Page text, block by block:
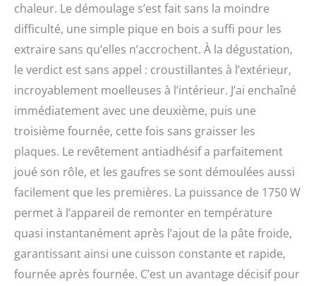
chaleur. Le démoulage s’est fait sans la moindre
difficulté, une simple pique en bois a suffi pour les
extraire sans qu’elles n’accrochent. À la dégustation,
le verdict est sans appel : croustillantes à l’extérieur,
incroyablement moelleuses à l’intérieur. J’ai enchaîné
immédiatement avec une deuxième, puis une
troisième fournée, cette fois sans graisser les
plaques. Le revêtement antiadhésif a parfaitement
joué son rôle, et les gaufres se sont démoulées aussi
facilement que les premières. La puissance de 1750 W
permet à l’appareil de remonter en température
quasi instantanément après l’ajout de la pâte froide,
garantissant ainsi une cuisson constante et rapide,
fournée après fournée. C’est un avantage décisif pour